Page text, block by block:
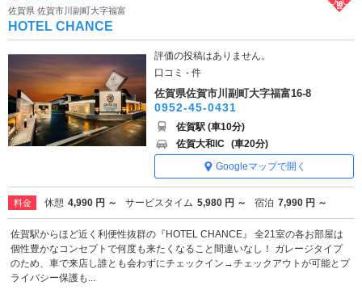
佐賀県 佐賀市川副町大字福富
HOTEL CHANCE
評価の投稿はありません。
口コミ - 件
佐賀県佐賀市川副町大字福富16-8
0952-45-0431
佐賀駅 (車10分)
佐賀大和IC (車20分)
Googleマップで開く
料金 休憩 4,990 円 ～ サービスタイム 5,980 円 ～ 宿泊 7,990 円 ～
佐賀駅からほど近く利便性抜群の『HOTEL CHANCE』 全21室の各お部屋は
個性豊かなコンセプトで何度も来たくなること間違いなし！ ガレージタイプ
のため、車で来店し誰とも会わずにチェックイン→チェックアウトが可能とプ
ライバシー保護も...